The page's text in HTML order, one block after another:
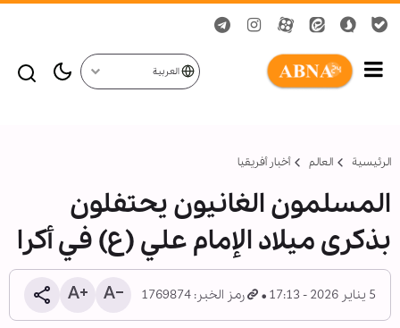
العربية
الرئيسية العالم أخبار أفريقيا
المسلمون الغانيون يحتفلون
بذكرى ميلاد الإمام علي (ع) في أكرا
5 يناير 2026 - 17:13 رمز الخبر: 1769874